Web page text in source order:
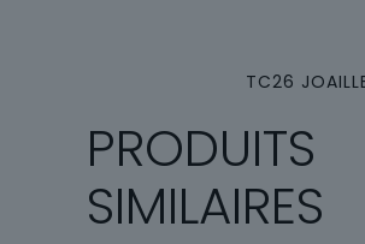
TC26
PRODUITS
SIMILAIRES